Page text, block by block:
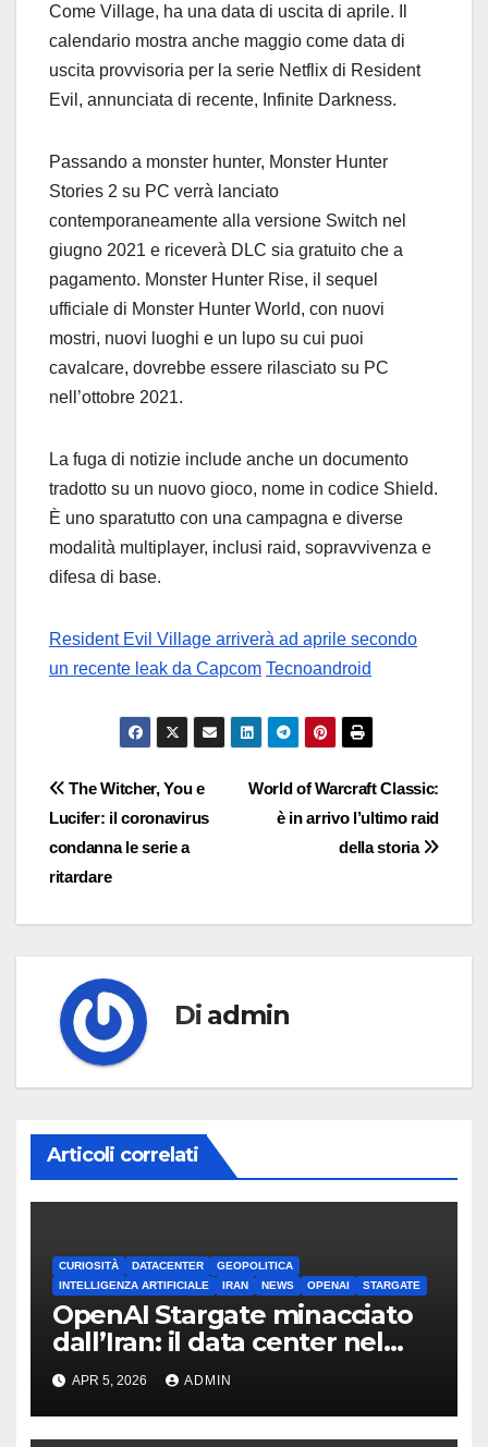
Come Village, ha una data di uscita di aprile. Il
calendario mostra anche maggio come data di
uscita provvisoria per la serie Netflix di Resident
Evil, annunciata di recente, Infinite Darkness.
Passando a monster hunter, Monster Hunter
Stories 2 su PC verrà lanciato
contemporaneamente alla versione Switch nel
giugno 2021 e riceverà DLC sia gratuito che a
pagamento. Monster Hunter Rise, il sequel
ufficiale di Monster Hunter World, con nuovi
mostri, nuovi luoghi e un lupo su cui puoi
cavalcare, dovrebbe essere rilasciato su PC
nell’ottobre 2021.
La fuga di notizie include anche un documento
tradotto su un nuovo gioco, nome in codice Shield.
È uno sparatutto con una campagna e diverse
modalità multiplayer, inclusi raid, sopravvivenza e
difesa di base.
Resident Evil Village arriverà ad aprile secondo
un recente leak da Capcom Tecnoandroid
Navigazione
articoli
World of Warcraft Classic:
è in arrivo l’ultimo raid
della storia
The Witcher, You e
Lucifer: il coronavirus
condanna le serie a
ritardare
Di admin
Articoli correlati
CURIOSITÀ DATACENTER
GEOPOLITICA
INTELLIGENZA ARTIFICIALE
IRAN NEWS OPENAI STARGATE
OpenAI Stargate minacciato
dall’Iran: il data center nel
mirino
APR 5, 2026 ADMIN